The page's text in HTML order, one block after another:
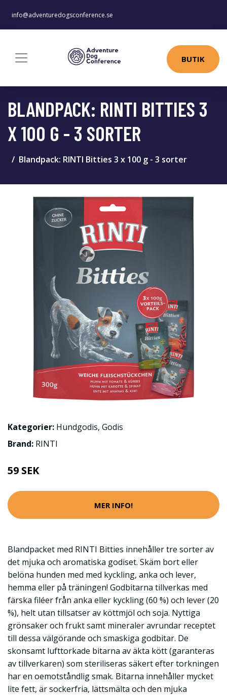
info@adventuredogsconference.se
BUTIK
BLANDPACK: RINTI BITTIES 3
X 100 G - 3 SORTER
Blandpack: RINTI Bitties 3 x 100 g - 3 sorter
Kategorier: Hundgodis, Godis
Brand: RINTI
59 SEK
MER INFO!
Blandpacket med RINTI Bitties innehåller tre sorter av
det mjuka och aromatiska godiset. Skäm bort eller
belöna hunden med med kyckling, anka och lever,
hemma eller på träningen! Godbitarna tillverkas med
färska filéer från anka eller kyckling (60 %) och lever (20
%), helt utan tillsatser av köttmjöl och soja. Nyttiga
grönsaker och frukt samt mineraler avrundar receptet
till dessa välgörande och smaskiga godbitar. De
skonsamt lufttorkade bitarna av äkta kött (garanteras
av tillverkaren) som steriliseras säkert efter torkningen
har en oemotståndlig smak. Bitarna innehåller mycket
lite fett, är sockerfria, lättsmälta och den mjuka